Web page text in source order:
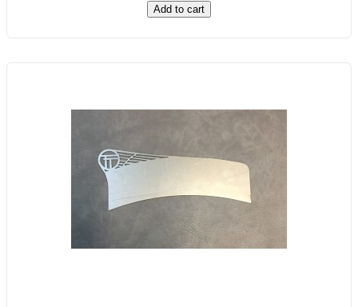
Add to cart